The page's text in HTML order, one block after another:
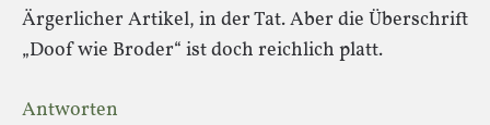
Ärgerlicher Artikel, in der Tat. Aber die Überschrift
„Doof wie Broder“ ist doch reichlich platt.
Antworten